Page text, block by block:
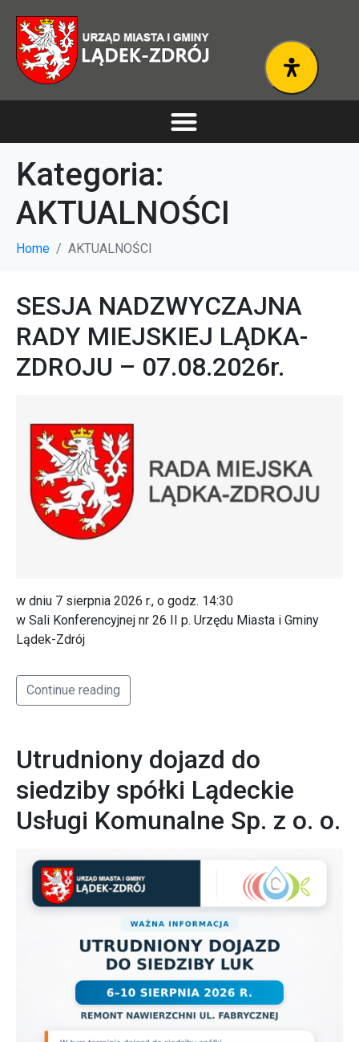
Kategoria:
AKTUALNOŚCI
Home AKTUALNOŚCI
SESJA NADZWYCZAJNA
RADY MIEJSKIEJ LĄDKA-
ZDROJU – 07.08.2026r.
w dniu 7 sierpnia 2026 r., o godz. 14:30
w Sali Konferencyjnej nr 26 II p. Urzędu Miasta i Gminy
Lądek-Zdrój
Continue reading
Utrudniony dojazd do
siedziby spółki Lądeckie
Usługi Komunalne Sp. z o. o.